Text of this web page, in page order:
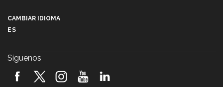
2026! (video)
CAMBIAR IDIOMA
ES
Síguenos